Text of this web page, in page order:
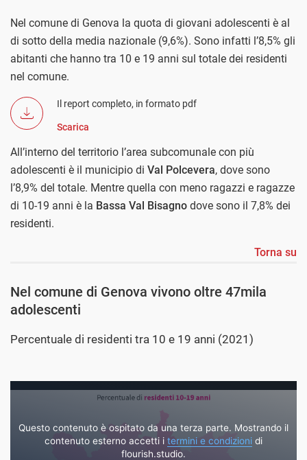
Nel comune di Genova la quota di giovani adolescenti è al
di sotto della media nazionale (9,6%). Sono infatti l’8,5% gli
abitanti che hanno tra 10 e 19 anni sul totale dei residenti
nel comune.
Il report completo, in formato pdf
Scarica
All’interno del territorio l’area subcomunale con più
adolescenti è il municipio di Val Polcevera, dove sono
l’8,9% del totale. Mentre quella con meno ragazzi e ragazze
di 10-19 anni è la Bassa Val Bisagno dove sono il 7,8% dei
residenti.
Torna su
Nel comune di Genova vivono oltre 47mila
adolescenti
Percentuale di residenti tra 10 e 19 anni (2021)
Questo contenuto è ospitato da una terza parte. Mostrando il
contenuto esterno accetti i termini e condizioni di
flourish.studio.